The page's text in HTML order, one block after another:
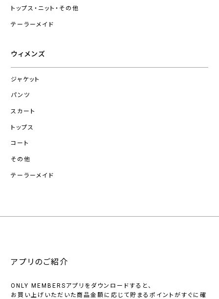
トップス・ニット・その他
テーラーメイド
ウィメンズ
ジャケット
パンツ
スカート
トップス
コート
その他
テーラーメイド
アプリのご紹介
ONLY MEMBERSアプリをダウンロードすると、
お買い上げいただいた商品金額に応じて貯まるポイントがすぐに確